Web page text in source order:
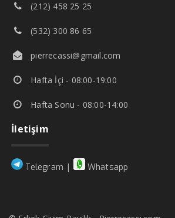
(212) 458 25 25
(532) 300 86 65
pierrecassi@gmail.com
Hafta İçi - 08:00-19:00
Hafta Sonu - 08:00-14:00
İletişim
Telegram | Whatsapp